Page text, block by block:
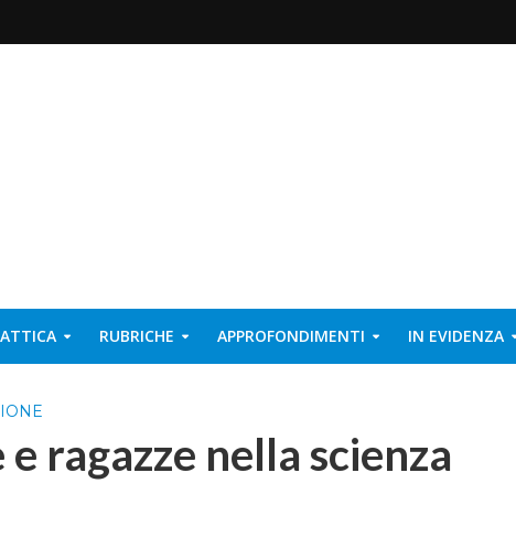
RUBRICHE APPROFONDIMENTI IN EVIDENZA
ragazze nella scienza